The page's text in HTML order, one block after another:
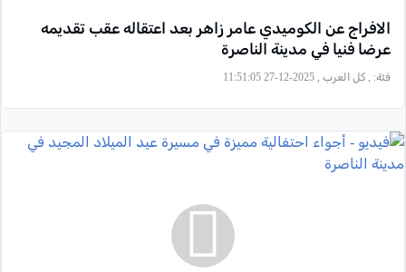
الافراج عن الكوميدي عامر زاهر بعد اعتقاله عقب تقديمه
عرضا فنيا في مدينة الناصرة
فئة: , كل العرب , 2025-12-27 11:51:05